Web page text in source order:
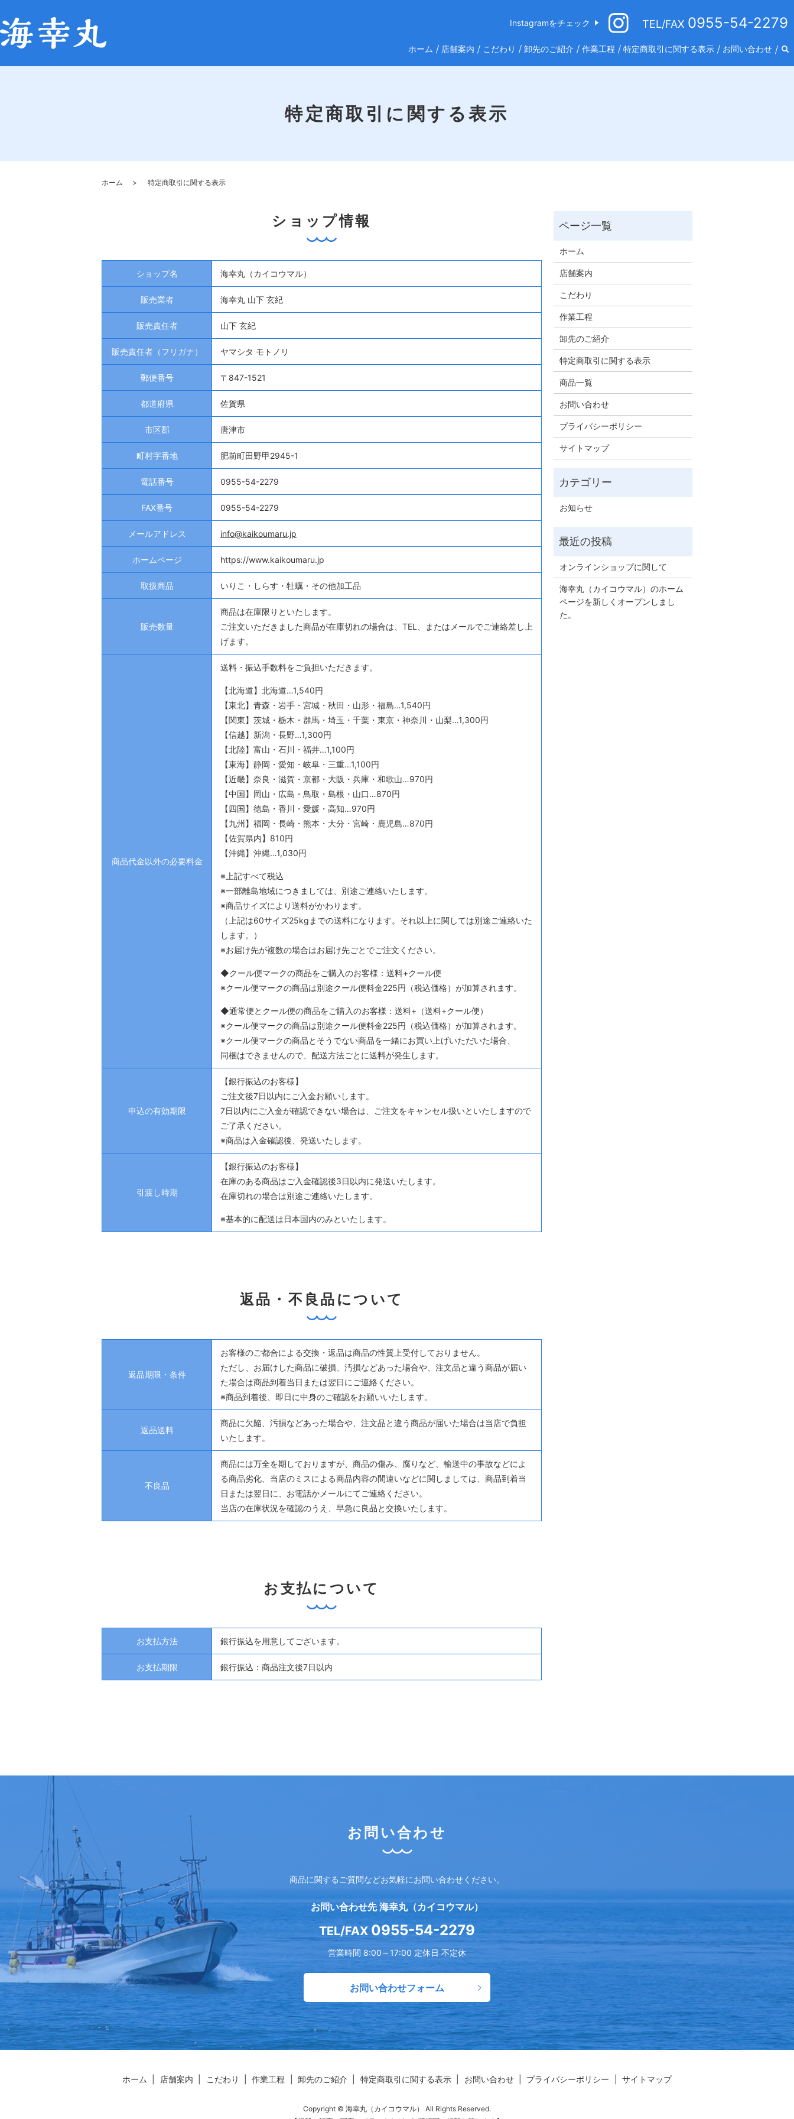
ホーム 店舗案内 こだわり 卸先のご紹介 作業工程 特定商取引に関する表示 お問い合わせ
Instagramをチェック TEL/FAX 0955-54-2279
特定商取引に関する表示
ホーム 特定商取引に関する表示
ショップ情報
ショップ名 海幸丸（カイコウマル）
販売業者 海幸丸 山下 玄紀
販売責任者 山下 玄紀
販売責任者（フリガナ） ヤマシタ モトノリ
郵便番号 〒847-1521
都道府県 佐賀県
市区郡 唐津市
町村字番地 肥前町田野甲2945-1
電話番号 0955-54-2279
FAX番号 0955-54-2279
メールアドレス info@kaikoumaru.jp
ホームページ https://www.kaikoumaru.jp
取扱商品 いりこ・しらす・牡蠣・その他加工品
販売数量
商品は在庫限りといたします。
ご注文いただきました商品が在庫切れの場合は、TEL、またはメールでご連絡差し上
げます。
商品代金以外の必要料金
送料・振込手数料をご負担いただきます。
【北海道】北海道…1,540円
【東北】青森・岩手・宮城・秋田・山形・福島…1,540円
【関東】茨城・栃木・群馬・埼玉・千葉・東京・神奈川・山梨…1,300円
【信越】新潟・長野…1,300円
【北陸】富山・石川・福井…1,100円
【東海】静岡・愛知・岐阜・三重…1,100円
【近畿】奈良・滋賀・京都・大阪・兵庫・和歌山…970円
【中国】岡山・広島・鳥取・島根・山口…870円
【四国】徳島・香川・愛媛・高知…970円
【九州】福岡・長崎・熊本・大分・宮崎・鹿児島…870円
【佐賀県内】810円
【沖縄】沖縄…1,030円
※上記すべて税込
※一部離島地域につきましては、別途ご連絡いたします。
※商品サイズにより送料がかわります。
（上記は60サイズ25kgまでの送料になります。それ以上に関しては別途ご連絡いた
します。）
※お届け先が複数の場合はお届け先ごとでご注文ください。
◆クール便マークの商品をご購入のお客様：送料+クール便
※クール便マークの商品は別途クール便料金225円（税込価格）が加算されます。
◆通常便とクール便の商品をご購入のお客様：送料+（送料+クール便）
※クール便マークの商品は別途クール便料金225円（税込価格）が加算されます。
​※クール便マークの商品とそうでない商品を一緒にお買い上げいただいた場合、
同梱はできませんので、配送方法ごとに送料が発生します。
申込の有効期限
【銀行振込のお客様】
ご注文後7日以内にご入金お願いします。
7日以内にご入金が確認できない場合は、ご注文をキャンセル扱いといたしますので
ご了承ください。
※商品は入金確認後、発送いたします。
引渡し時期
【銀行振込のお客様】
在庫のある商品はご入金確認後3日以内に発送いたします。
在庫切れの場合は別途ご連絡いたします。
※基本的に配送は日本国内のみといたします。
返品・不良品について
返品期限・条件
お客様のご都合による交換・返品は商品の性質上受付しておりません。
ただし、お届けした商品に破損、汚損などあった場合や、注文品と違う商品が届い
た場合は商品到着当日または翌日にご連絡ください。
※商品到着後、即日に中身のご確認をお願いいたします。
返品送料
商品に欠陥、汚損などあった場合や、注文品と違う商品が届いた場合は当店で負担
いたします。
不良品
商品には万全を期しておりますが、商品の傷み、腐りなど、輸送中の事故などによ
る商品劣化、当店のミスによる商品内容の間違いなどに関しましては、商品到着当
日または翌日に、お電話かメールにてご連絡ください。
当店の在庫状況を確認のうえ、早急に良品と交換いたします。
お支払について
お支払方法 銀行振込を用意してございます。
お支払期限 銀行振込：商品注文後7日以内
ホーム
店舗案内
こだわり
作業工程
卸先のご紹介
特定商取引に関する表示
商品一覧
お問い合わせ
プライバシーポリシー
サイトマップ
お知らせ
オンラインショップに関して
海幸丸（カイコウマル）のホーム
ページを新しくオープンしまし
た。
お問い合わせ
商品に関するご質問などお気軽にお問い合わせください。
お問い合わせ先 海幸丸（カイコウマル）
TEL/FAX 0955-54-2279
営業時間 8:00～17:00 定休日 不定休
お問い合わせフォーム
ホーム 店舗案内 こだわり 作業工程 卸先のご紹介 特定商取引に関する表示 お問い合わせ プライバシーポリシー サイトマップ
Copyright © 海幸丸（カイコウマル） All Rights Reserved.